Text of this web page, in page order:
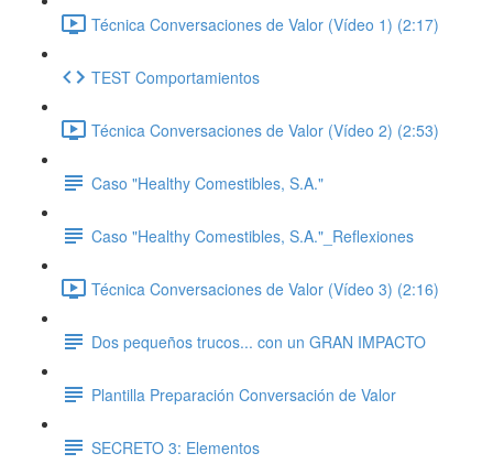
Técnica Conversaciones de Valor (Vídeo 1) (2:17)
TEST Comportamientos
Técnica Conversaciones de Valor (Vídeo 2) (2:53)
Caso "Healthy Comestibles, S.A."
Caso "Healthy Comestibles, S.A."_Reflexiones
Técnica Conversaciones de Valor (Vídeo 3) (2:16)
Dos pequeños trucos... con un GRAN IMPACTO
Plantilla Preparación Conversación de Valor
SECRETO 3: Elementos